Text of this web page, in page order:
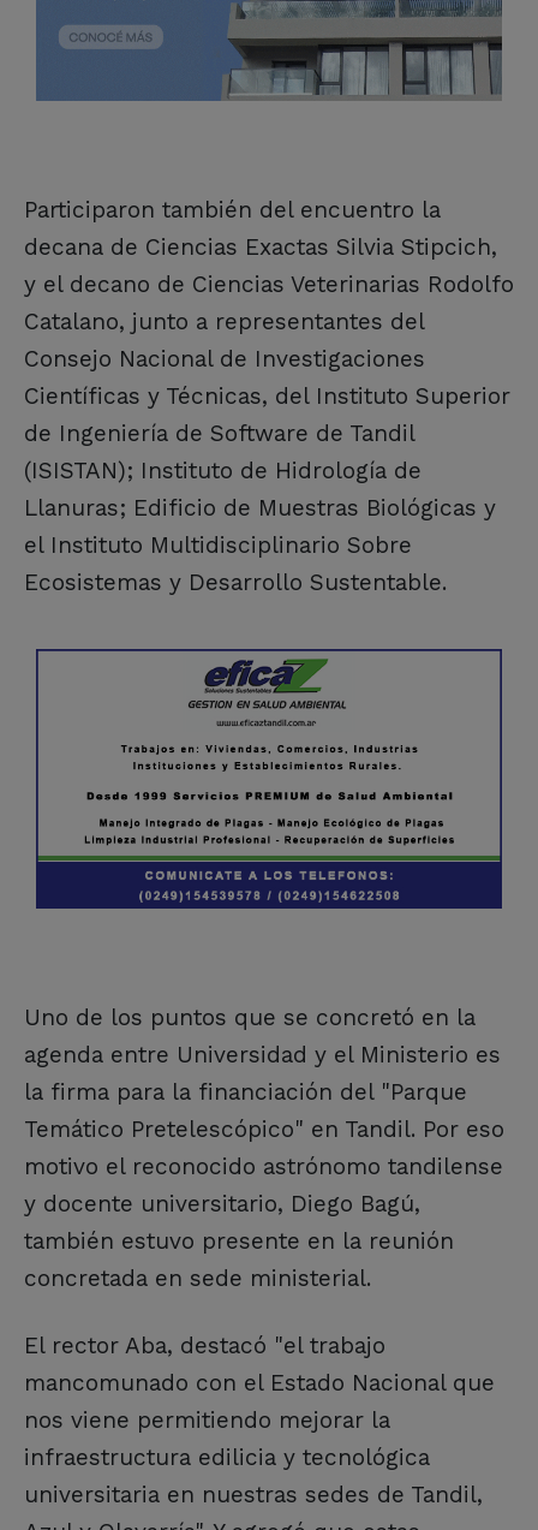
Participaron también del encuentro la
decana de Ciencias Exactas Silvia Stipcich,
y el decano de Ciencias Veterinarias Rodolfo
Catalano, junto a representantes del
Consejo Nacional de Investigaciones
Científicas y Técnicas, del Instituto Superior
de Ingeniería de Software de Tandil
(ISISTAN); Instituto de Hidrología de
Llanuras; Edificio de Muestras Biológicas y
el Instituto Multidisciplinario Sobre
Ecosistemas y Desarrollo Sustentable.
Uno de los puntos que se concretó en la
agenda entre Universidad y el Ministerio es
la firma para la financiación del "Parque
Temático Pretelescópico" en Tandil. Por eso
motivo el reconocido astrónomo tandilense
y docente universitario, Diego Bagú,
también estuvo presente en la reunión
concretada en sede ministerial.
El rector Aba, destacó "el trabajo
mancomunado con el Estado Nacional que
nos viene permitiendo mejorar la
infraestructura edilicia y tecnológica
universitaria en nuestras sedes de Tandil,